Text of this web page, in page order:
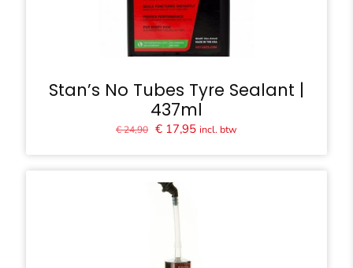
Stan’s No Tubes Tyre Sealant |
437ml
€24,90 Oorspronkelijke
€ 17,95Huidige
incl. btw